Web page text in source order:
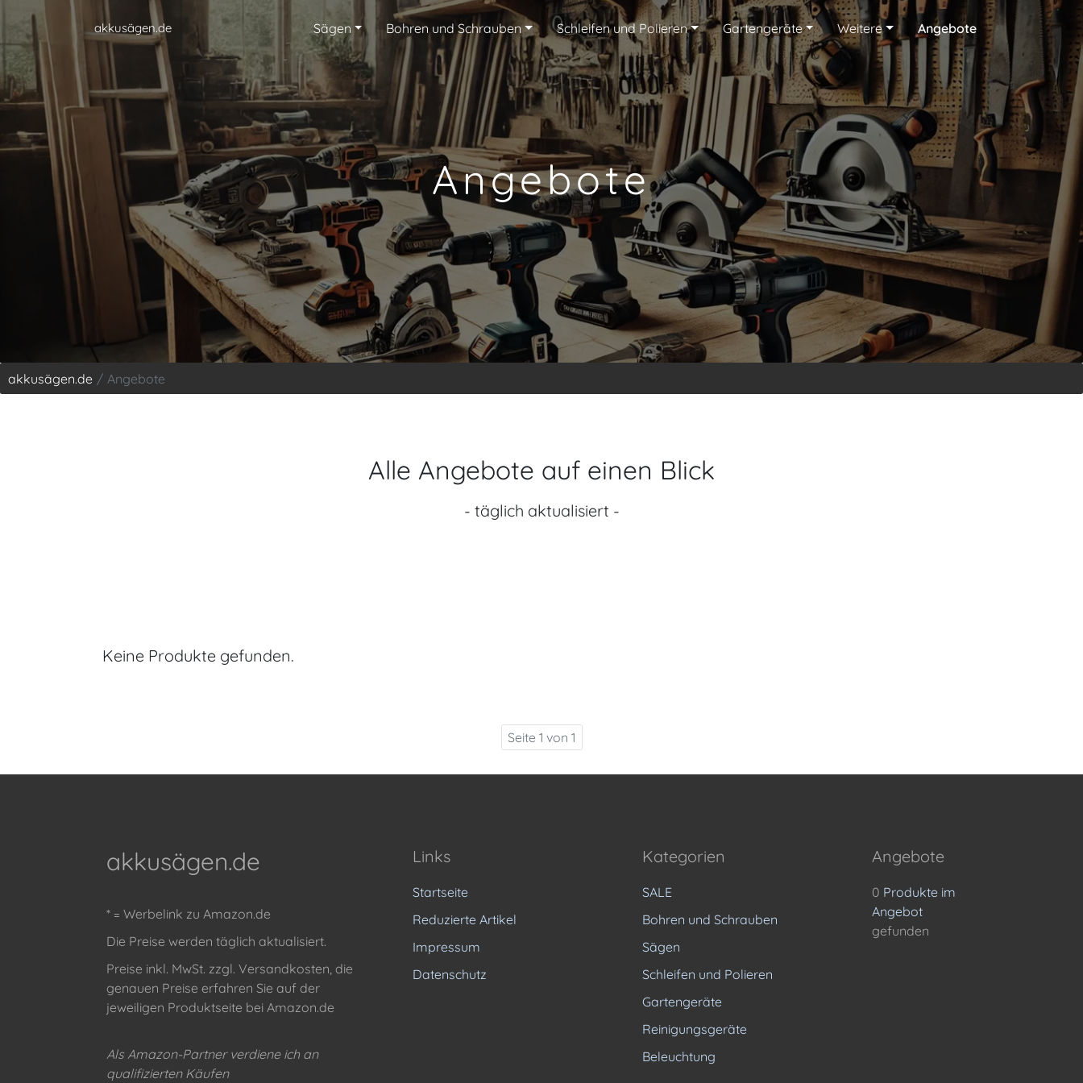
akkusägen.de Sägen Bohren und Schrauben Schleifen und Polieren Gartengeräte Weitere Angebote
Angebote
akkusägen.de Angebote
Alle Angebote auf einen Blick
- täglich aktualisiert -
Keine Produkte gefunden.
Seite 1 von 1
akkusägen.de
* = Werbelink zu Amazon.de
Die Preise werden täglich aktualisiert.
Preise inkl. MwSt. zzgl. Versandkosten, die
genauen Preise erfahren Sie auf der
jeweiligen Produktseite bei Amazon.de
Als Amazon-Partner verdiene ich an
qualifizierten Käufen
Links
Startseite
Reduzierte Artikel
Impressum
Datenschutz
Kategorien
SALE
Bohren und Schrauben
Sägen
Schleifen und Polieren
Gartengeräte
Reinigungsgeräte
Beleuchtung
Angebote
0 Produkte im
Angebot
gefunden